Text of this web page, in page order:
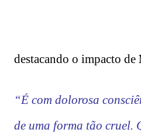
destacando o impacto de
“É com dolorosa
de uma forma tão cruel.